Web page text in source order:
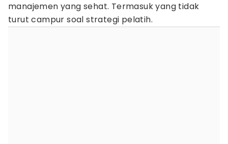
manajemen yang sehat. Termasuk yang tidak
turut campur soal strategi pelatih.